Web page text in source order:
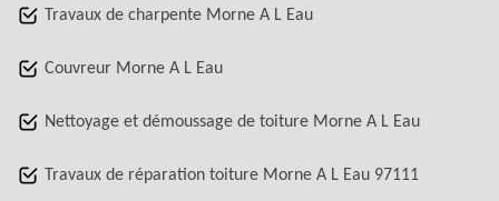
Travaux de charpente Morne A L Eau
Couvreur Morne A L Eau
Nettoyage et démoussage de toiture Morne A L Eau
Travaux de réparation toiture Morne A L Eau 97111